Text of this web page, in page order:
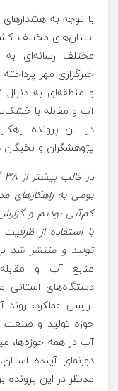
با توجه به
استان‌های مختلف
مختلف رسانه‌ای
و منطقه‌ای به دنبال
آب و مقابله با
در این پرونده
پژوهشگران و
بومی به راهکارهای
کم‌آبی بودیم و
با استفاده از
تولید و منتشر شد
منابع آب و
دستگاه‌های استانی
بررسی عملکرد،
حوزه تولید و صنعت
آب در همه حوزه‌ها،
دورنمای آینده
مدنظر در این پرونده